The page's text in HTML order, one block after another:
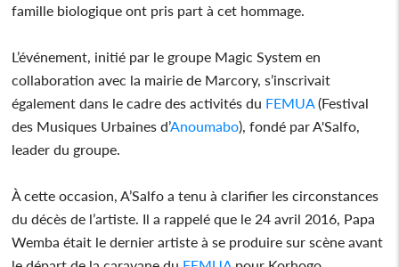
famille biologique ont pris part à cet hommage.
L’événement, initié par le groupe Magic System en
collaboration avec la mairie de Marcory, s’inscrivait
également dans le cadre des activités du FEMUA (Festival
des Musiques Urbaines d’Anoumabo), fondé par A'Salfo,
leader du groupe.
À cette occasion, A’Salfo a tenu à clarifier les circonstances
du décès de l’artiste. Il a rappelé que le 24 avril 2016, Papa
Wemba était le dernier artiste à se produire sur scène avant